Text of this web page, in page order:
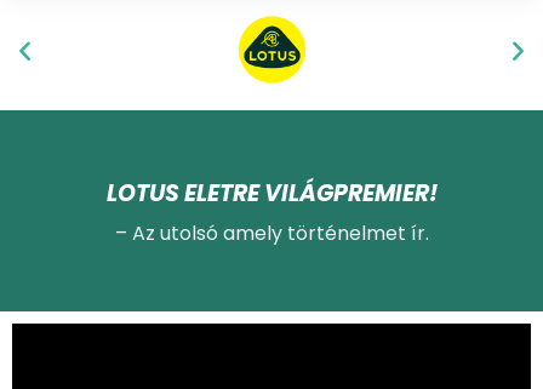
LOTUS ELETRE VILÁGPREMIER!
– Az utolsó amely történelmet ír.